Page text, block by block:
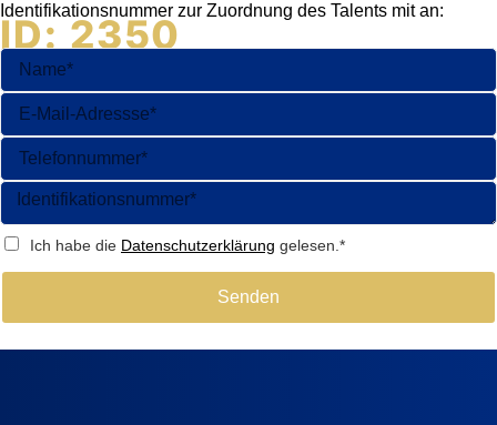
Identifikationsnummer zur Zuordnung des Talents mit an:
ID: 2350
Ich habe die Datenschutzerklärung gelesen.*
Senden